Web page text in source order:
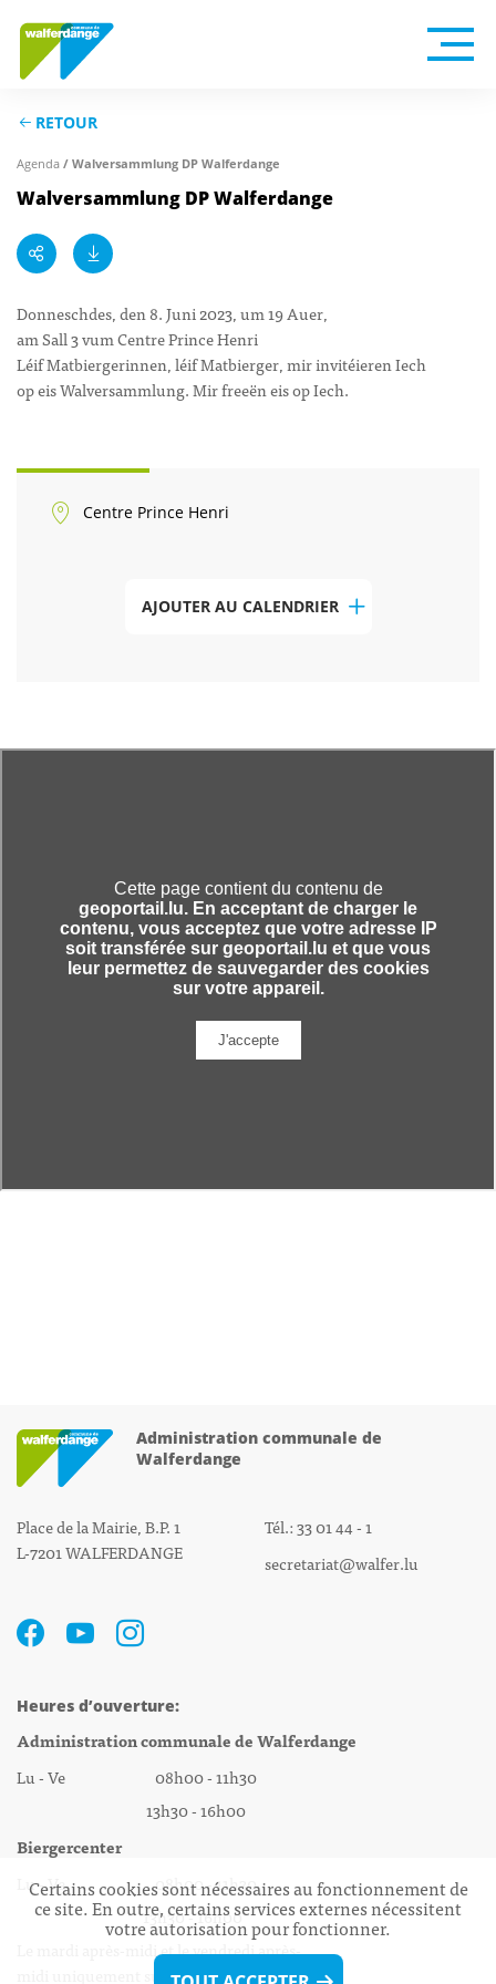
RETOUR
Agenda / Walversammlung DP Walferdange
Walversammlung DP Walferdange
Donneschdes, den 8. Juni 2023, um 19 Auer,
am Sall 3 vum Centre Prince Henri
Léif Matbiergerinnen, léif Matbierger, mir invitéieren Iech
op eis Walversammlung. Mir freeën eis op Iech.
Centre Prince Henri
AJOUTER AU CALENDRIER
Administration communale de
Walferdange
Place de la Mairie, B.P. 1
L-7201 WALFERDANGE
Tél.: 33 01 44 - 1
secretariat@walfer.lu
Heures d’ouverture:
Administration communale de Walferdange
Lu - Ve 08h00 - 11h30
13h30 - 16h00
Biergercenter
Lu - Ve 08h00 - 11h30
13h30 - 16h00
Le mardi après-midi et le vendredi après-
midi uniquement sur Rdv.
Certains cookies sont nécessaires au fonctionnement de
ce site. En outre, certains services externes nécessitent
votre autorisation pour fonctionner.